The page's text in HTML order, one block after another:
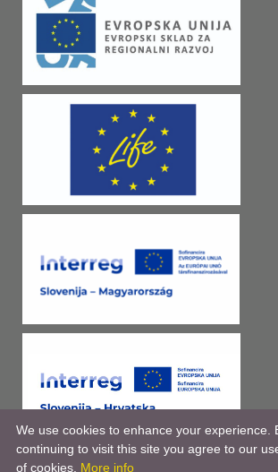
We use cookies to enhance your experience.
continuing to visit this site you agree to our
of cookies. More info